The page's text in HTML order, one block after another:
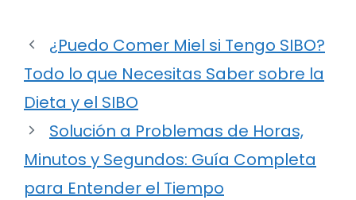
¿Puedo Comer Miel si Tengo SIBO?
Todo lo que Necesitas Saber sobre la
Dieta y el SIBO
Solución a Problemas de Horas,
Minutos y Segundos: Guía Completa
para Entender el Tiempo